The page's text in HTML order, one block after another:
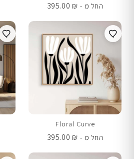
החל מ -
395.00 ₪
Floral Curve
החל מ -
395.00 ₪